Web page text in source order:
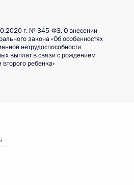
г. № 345-ФЗ. О внесении
закона «Об особенностях
нетрудоспособности
выплат в связи с рождением
ребенка»